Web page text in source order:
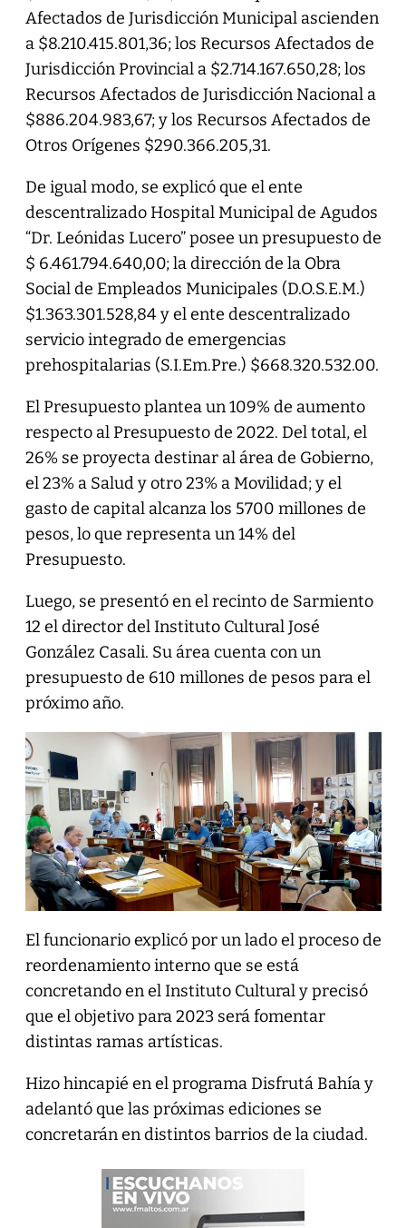
Afectados de Jurisdicción Municipal ascienden
a $8.210.415.801,36; los Recursos Afectados de
Jurisdicción Provincial a $2.714.167.650,28; los
Recursos Afectados de Jurisdicción Nacional a
$886.204.983,67; y los Recursos Afectados de
Otros Orígenes $290.366.205,31.
De igual modo, se explicó que el ente
descentralizado Hospital Municipal de Agudos
“Dr. Leónidas Lucero” posee un presupuesto de
$ 6.461.794.640,00; la dirección de la Obra
Social de Empleados Municipales (D.O.S.E.M.)
$1.363.301.528,84 y el ente descentralizado
servicio integrado de emergencias
prehospitalarias (S.I.Em.Pre.) $668.320.532.00.
El Presupuesto plantea un 109% de aumento
respecto al Presupuesto de 2022. Del total, el
26% se proyecta destinar al área de Gobierno,
el 23% a Salud y otro 23% a Movilidad; y el
gasto de capital alcanza los 5700 millones de
pesos, lo que representa un 14% del
Presupuesto.
Luego, se presentó en el recinto de Sarmiento
12 el director del Instituto Cultural José
González Casali. Su área cuenta con un
presupuesto de 610 millones de pesos para el
próximo año.
El funcionario explicó por un lado el proceso de
reordenamiento interno que se está
concretando en el Instituto Cultural y precisó
que el objetivo para 2023 será fomentar
distintas ramas artísticas.
Hizo hincapié en el programa Disfrutá Bahía y
adelantó que las próximas ediciones se
concretarán en distintos barrios de la ciudad.